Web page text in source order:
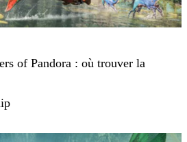
of Pandora : où trouver la